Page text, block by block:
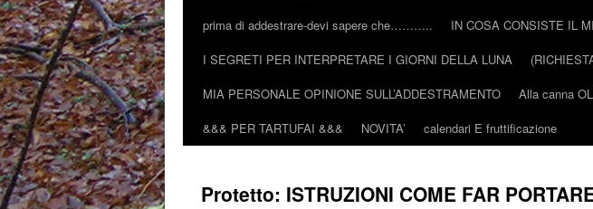
prima di addestrare-devi sapere che………..
IN COSA CONSISTE IL
I SEGRETI PER INTERPRETARE I GIORNI DELLA LUNA
MIA PERSONALE OPINIONE SULL’ADDESTRAMENTO
Alla canna
&&& PER TARTUFAI &&&
NOVITA’ calendari E fruttificazione
Protetto: ISTRUZIONI COME FAR